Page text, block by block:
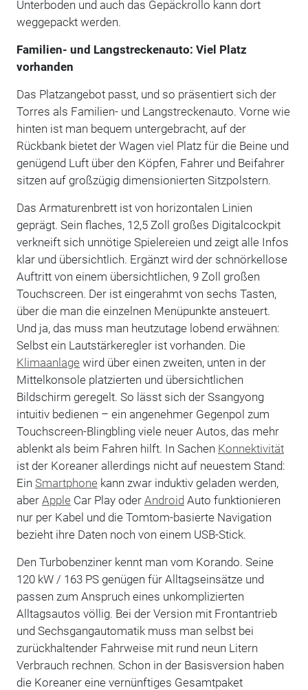
Unterboden und auch das Gepäckrollo kann dort
weggepackt werden.
Familien- und Langstreckenauto: Viel Platz
vorhanden
Das Platzangebot passt, und so präsentiert sich der
Torres als Familien- und Langstreckenauto. Vorne wie
hinten ist man bequem untergebracht, auf der
Rückbank bietet der Wagen viel Platz für die Beine und
genügend Luft über den Köpfen, Fahrer und Beifahrer
sitzen auf großzügig dimensionierten Sitzpolstern.
Das Armaturenbrett ist von horizontalen Linien
geprägt. Sein flaches, 12,5 Zoll großes Digitalcockpit
verkneift sich unnötige Spielereien und zeigt alle Infos
klar und übersichtlich. Ergänzt wird der schnörkellose
Auftritt von einem übersichtlichen, 9 Zoll großen
Touchscreen. Der ist eingerahmt von sechs Tasten,
über die man die einzelnen Menüpunkte ansteuert.
Und ja, das muss man heutzutage lobend erwähnen:
Selbst ein Lautstärkeregler ist vorhanden. Die
Klimaanlage wird über einen zweiten, unten in der
Mittelkonsole platzierten und übersichtlichen
Bildschirm geregelt. So lässt sich der Ssangyong
intuitiv bedienen – ein angenehmer Gegenpol zum
Touchscreen-Blingbling viele neuer Autos, das mehr
ablenkt als beim Fahren hilft. In Sachen Konnektivität
ist der Koreaner allerdings nicht auf neuestem Stand:
Ein Smartphone kann zwar induktiv geladen werden,
aber Apple Car Play oder Android Auto funktionieren
nur per Kabel und die Tomtom-basierte Navigation
bezieht ihre Daten noch von einem USB-Stick.
Den Turbobenziner kennt man vom Korando. Seine
120 kW / 163 PS genügen für Alltagseinsätze und
passen zum Anspruch eines unkomplizierten
Alltagsautos völlig. Bei der Version mit Frontantrieb
und Sechsgangautomatik muss man selbst bei
zurückhaltender Fahrweise mit rund neun Litern
Verbrauch rechnen. Schon in der Basisversion haben
die Koreaner eine vernünftiges Gesamtpaket